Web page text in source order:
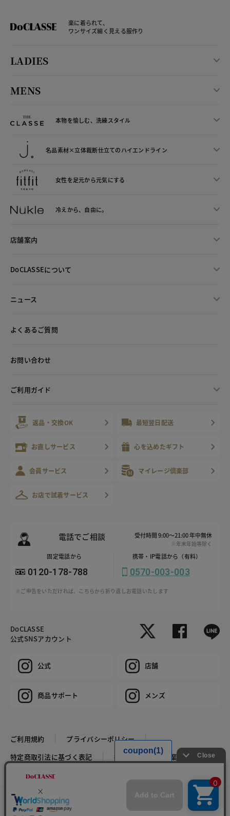
カラー・サイズを選択する
楽に着られて、
ワンサイズ細く見える服作り
LADIES
MENS
本物を愉しむ、洗練スタイル
名品素材×立体裁断仕立てのハイエンドライン
女性を足元から元気にする
冷えから、 自由に。
店舗案内
DoCLASSEについて
ニュース
よくあるご質問
お問い合わせ
ご利用ガイド
返品・交換OK 最短翌日配送
お直しサービス 心を込めたギフト
会員サービス マイレージ倶楽部
お店で試着サービス
電話でご相談 受付時間 9:00～21:00 年中無休
※年末年始等除く
固定電話から
0120-178-788
携帯・IP電話から（有料）
0570-003-003
※ご申告をいただければ、こちらから折り返しお電話いたします
DoCLASSE
公式SNSアカウント
公式 店舗
商品サポート メンズ
ご利用規約
プライバシーポリシー
特定商取引法に基づく表記
推奨環境 企業情報
COPYRIGHT © DoCLASSE ALL RIGHTS RESERVED.